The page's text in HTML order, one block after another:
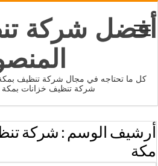
أفضل شركة
كل ما تحتاجه في مجال شركة تنظيف
شركة تنظيف خزانات بمكة
أرشيف الوسم : شركة
مكة